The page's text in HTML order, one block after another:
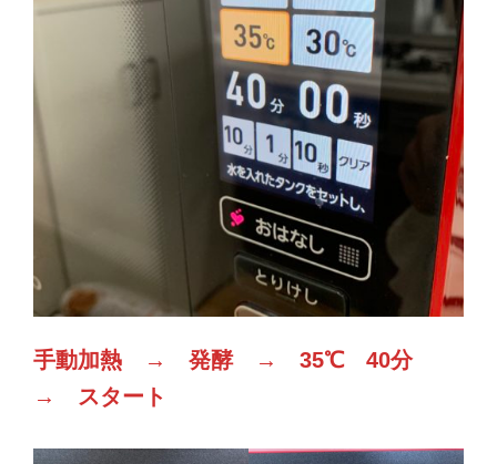
手動加熱 → 発酵 → 35℃ 40分
→ スタート